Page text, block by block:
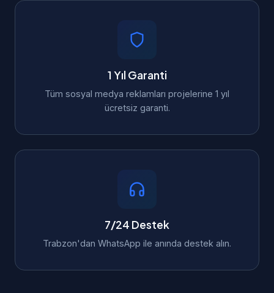
1 Yıl Garanti
Tüm sosyal medya reklamları projelerine 1 yıl
ücretsiz garanti.
7/24 Destek
Trabzon'dan WhatsApp ile anında destek alın.